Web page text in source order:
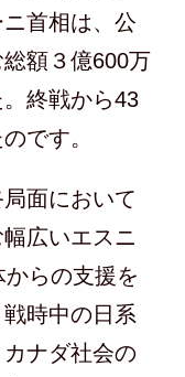
首相は、公
額３億600万
終戦から43
です。
面において
広いエスニ
らの支援を
時中の日系
ナダ社会の